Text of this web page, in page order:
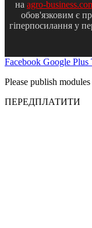
на agro-
обов'язковим є
гіперпосилання у
Facebook Google Plus
Please publish
ПЕРЕДПЛАТИТИ